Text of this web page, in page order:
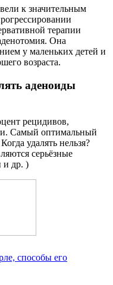
к значительным
терапии
Она
у маленьких детей и
возраста.
аденоиды
рецидивов,
Самый оптимальный
удалять нельзя?
серьёзные
и др. )
способы его